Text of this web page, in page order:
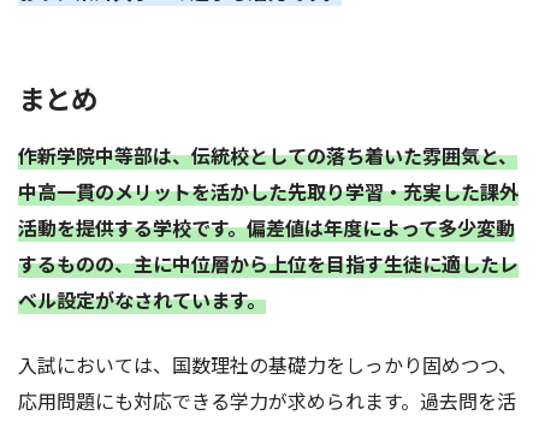
まとめ
作新学院中等部は、伝統校としての落ち着いた雰囲気と、
中高一貫のメリットを活かした先取り学習・充実した課外
活動を提供する学校です。偏差値は年度によって多少変動
するものの、主に中位層から上位を目指す生徒に適したレ
ベル設定がなされています。
入試においては、国数理社の基礎力をしっかり固めつつ、
応用問題にも対応できる学力が求められます。過去問を活